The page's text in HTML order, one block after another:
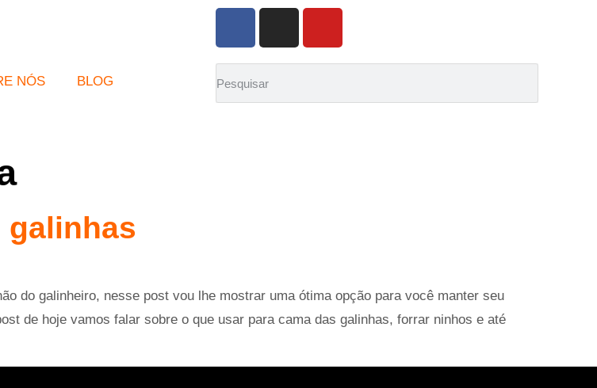
NÓS BLOG
galinhas
do galinheiro, nesse post vou lhe mostrar uma ótima opção para você manter seu
de hoje vamos falar sobre o que usar para cama das galinhas, forrar ninhos e até